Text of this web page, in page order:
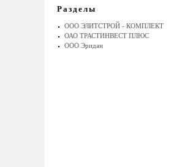
Разделы
ООО ЭЛИТСТРОЙ - КОМПЛЕКТ
ОАО ТРАСТИНВЕСТ ПЛЮС
ООО Эридан